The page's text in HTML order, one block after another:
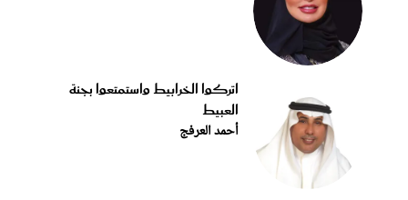
اتركوا الخرابيط واستمتعوا بجنة
العبيط
أحمد العرفج